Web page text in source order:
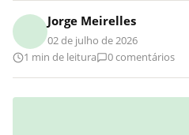
Jorge Meirelles
02 de julho de 2026
1 min de leitura
0 comentários